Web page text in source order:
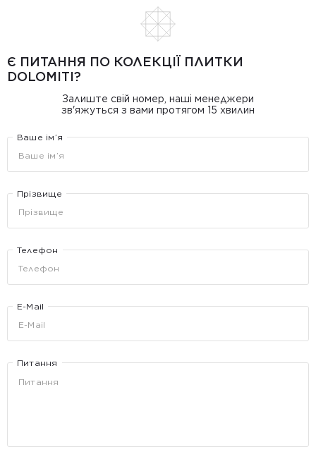
Є ПИТАННЯ ПО КОЛЕКЦІЇ ПЛИТКИ
DOLOMITI?
Залиште свій номер, наші менеджери
зв'яжуться з вами протягом 15 хвилин
Ваше ім’я
Прізвище
Телефон
E-Mail
Питання